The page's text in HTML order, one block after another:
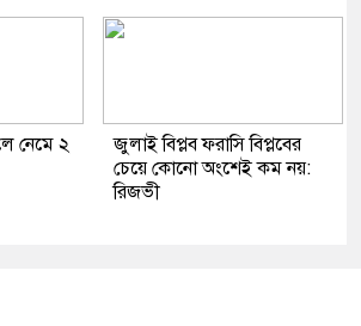
নেমে ২
জুলাই বিপ্লব ফরাসি বিপ্লবের
চেয়ে কোনো অংশেই কম নয়:
রিজভী